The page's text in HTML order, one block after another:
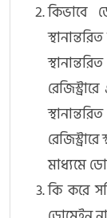
কিভাবে
মাধ্যমে
কি করে